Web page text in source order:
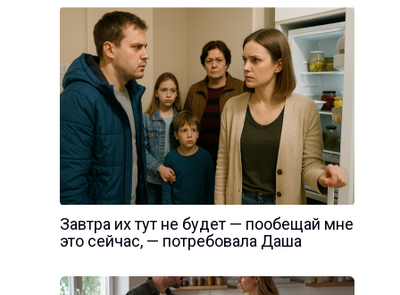
Завтра их тут не будет — пообещай мне
это сейчас, — потребовала Даша